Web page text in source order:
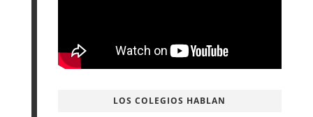
LOS COLEGIOS HABLAN